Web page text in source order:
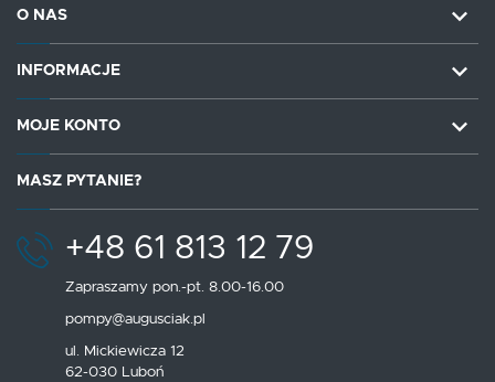
O NAS
INFORMACJE
MOJE KONTO
MASZ PYTANIE?
+48 61 813 12 79
Zapraszamy pon.-pt. 8.00-16.00
pompy@augusciak.pl
ul. Mickiewicza 12
62-030 Luboń